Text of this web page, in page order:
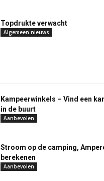
Topdrukte verwacht
Algemeen nieuws
Kampeerwinkels – Vind een
in de buurt
Aanbevolen
Stroom op de camping,
berekenen
Aanbevolen